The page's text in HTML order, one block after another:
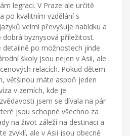
legraci. V Praze ale určitě
po kvalitním vzdělání s
velmi převyšuje nabídku a
dobrá byznysová příležitost.
detailně po možnostech jinde
školy jsou nejen v Asii, ale
relacích. Pokud dětem
většinou máte aspoň jeden
v zemích, kde je
jsem se dívala na pár
jsou schopné všechno za
na život záleží na destinaci a
zvyklí, ale v Asii jsou obecně